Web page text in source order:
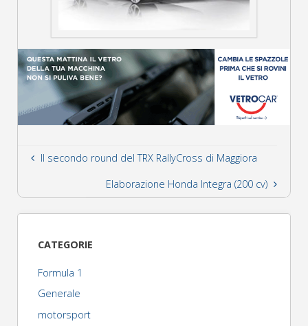
Il secondo round del TRX RallyCross di Maggiora
Elaborazione Honda Integra (200 cv)
CATEGORIE
Formula 1
Generale
motorsport